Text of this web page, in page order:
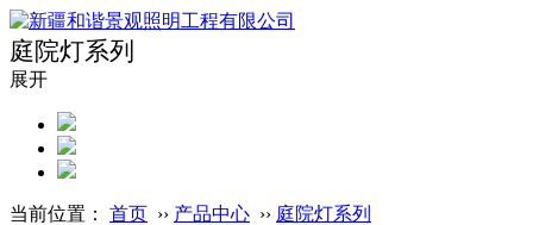
庭院灯系列
展开
当前位置： 首页 ›› 产品中心 ›› 庭院灯系列